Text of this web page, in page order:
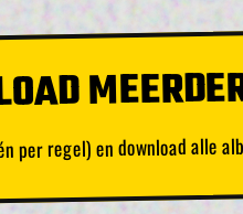
per regel) en download